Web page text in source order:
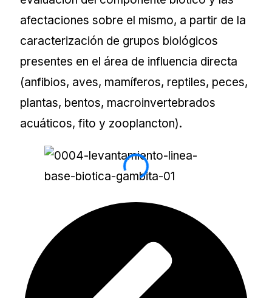
afectaciones sobre el mismo, a partir de la
caracterización de grupos biológicos
presentes en el área de influencia directa
(anfibios, aves, mamíferos, reptiles, peces,
plantas, bentos, macroinvertebrados
acuáticos, fito y zooplancton).